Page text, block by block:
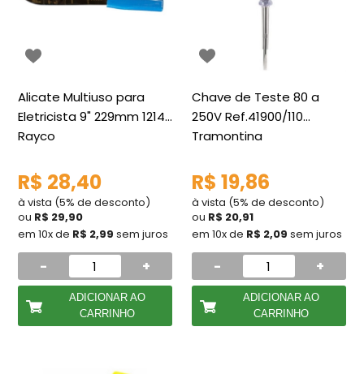
Alicate Multiuso para
Eletricista 9" 229mm 12140
Rayco
R$ 28,40
à vista (5% de desconto)
ou R$ 29,90
em 10x de R$ 2,99 sem juros
- +
ADICIONAR AO
CARRINHO
Chave de Teste 80 a
250V Ref.41900/110
Tramontina
R$ 19,86
à vista (5% de desconto)
ou R$ 20,91
em 10x de R$ 2,09 sem juros
- +
ADICIONAR AO
CARRINHO